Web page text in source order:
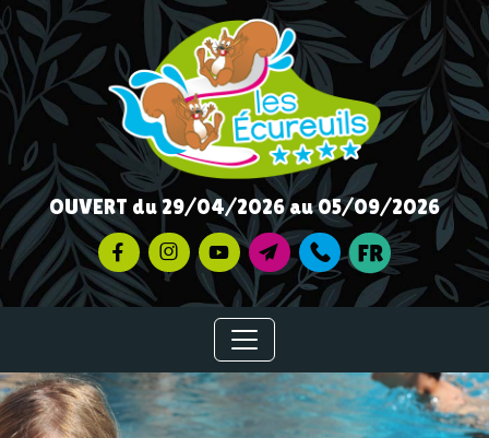
OUVERT du 29/04/2026 au 05/09/2026